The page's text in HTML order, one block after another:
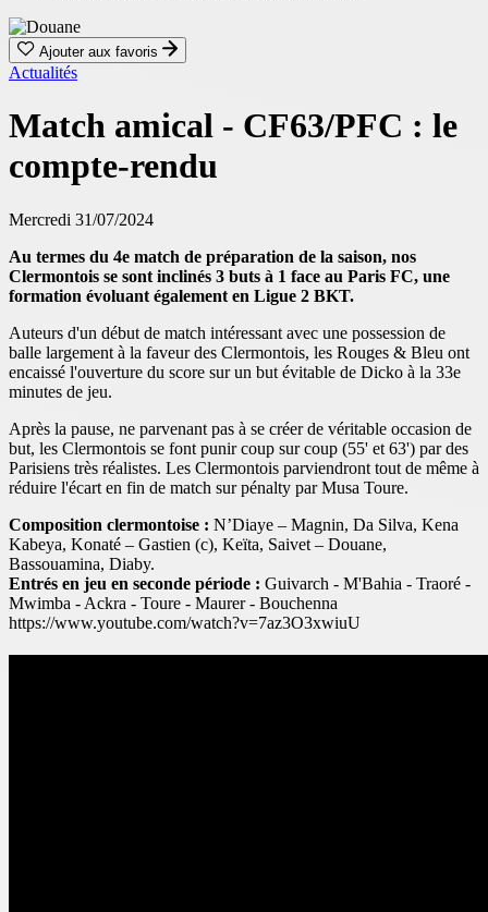
Ajouter aux favoris
Actualités
Match amical - CF63/PFC : le
compte-rendu
Mercredi 31/07/2024
Au termes du 4e match de préparation de la saison, nos
Clermontois se sont inclinés 3 buts à 1 face au Paris FC, une
formation évoluant également en Ligue 2 BKT.
Auteurs d'un début de match intéressant avec une possession de
balle largement à la faveur des Clermontois, les Rouges & Bleu ont
encaissé l'ouverture du score sur un but évitable de Dicko à la 33e
minutes de jeu.
Après la pause, ne parvenant pas à se créer de véritable occasion de
but, les Clermontois se font punir coup sur coup (55' et 63') par des
Parisiens très réalistes. Les Clermontois parviendront tout de même à
réduire l'écart en fin de match sur pénalty par Musa Toure.
Composition clermontoise : N’Diaye – Magnin, Da Silva, Kena
Kabeya, Konaté – Gastien (c), Keïta, Saivet – Douane,
Bassouamina, Diaby.
Entrés en jeu en seconde période : Guivarch - M'Bahia - Traoré -
Mwimba - Ackra - Toure - Maurer - Bouchenna
https://www.youtube.com/watch?v=7az3O3xwiuU